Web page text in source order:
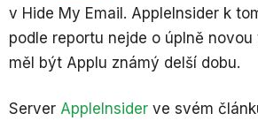
v Hide My Email. AppleInsider k
podle reportu nejde o úplně
měl být Applu známý delší dobu.
Server AppleInsider ve svém